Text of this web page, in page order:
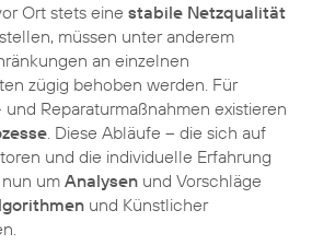
Ort stets eine stabile Netzqualität
müssen unter anderem
an einzelnen
zügig behoben werden. Für
Reparaturmaßnahmen existieren
. Diese Abläufe – die sich auf
und die individuelle Erfahrung
um Analysen und Vorschläge
und Künstlicher